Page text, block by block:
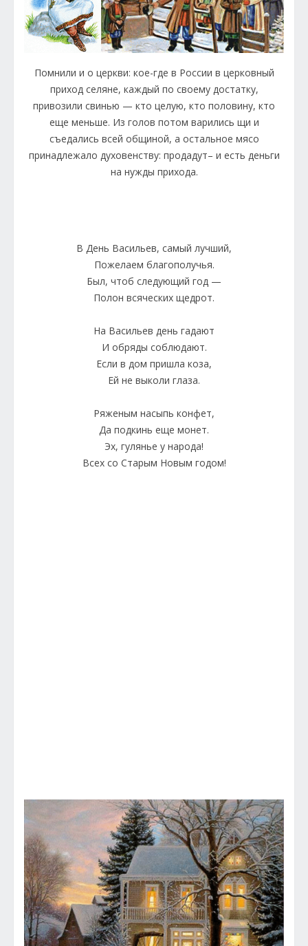
Помнили и о церкви: кое-где в России в церковный
приход селяне, каждый по своему достатку,
привозили свинью — кто целую, кто половину, кто
еще меньше. Из голов потом варились щи и
съедались всей общиной, а остальное мясо
принадлежало духовенству: продадут– и есть деньги
на нужды прихода.
В День Васильев, самый лучший,
Пожелаем благополучья.
Был, чтоб следующий год —
Полон всяческих щедрот.
На Васильев день гадают
И обряды соблюдают.
Если в дом пришла коза,
Ей не выколи глаза.
Ряженым насыпь конфет,
Да подкинь еще монет.
Эх, гулянье у народа!
Всех со Старым Новым годом!